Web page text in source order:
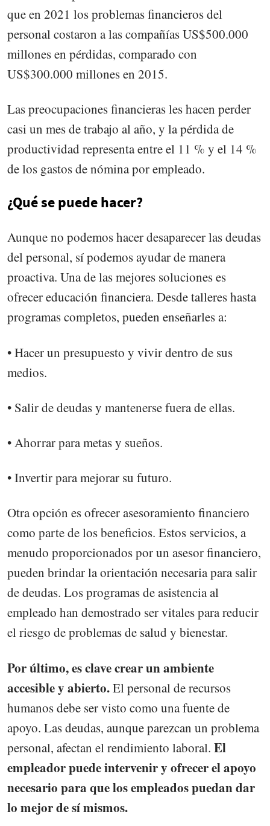
que en 2021 los problemas financieros del
personal costaron a las compañías US$500.000
millones en pérdidas, comparado con
US$300.000 millones en 2015.
Las preocupaciones financieras les hacen perder
casi un mes de trabajo al año, y la pérdida de
productividad representa entre el 11 % y el 14 %
de los gastos de nómina por empleado.
¿Qué se puede hacer?
Aunque no podemos hacer desaparecer las deudas
del personal, sí podemos ayudar de manera
proactiva. Una de las mejores soluciones es
ofrecer educación financiera. Desde talleres hasta
programas completos, pueden enseñarles a:
• Hacer un presupuesto y vivir dentro de sus
medios.
• Salir de deudas y mantenerse fuera de ellas.
• Ahorrar para metas y sueños.
• Invertir para mejorar su futuro.
Otra opción es ofrecer asesoramiento financiero
como parte de los beneficios. Estos servicios, a
menudo proporcionados por un asesor financiero,
pueden brindar la orientación necesaria para salir
de deudas. Los programas de asistencia al
empleado han demostrado ser vitales para reducir
el riesgo de problemas de salud y bienestar.
Por último, es clave crear un ambiente
accesible y abierto.El personal de recursos
humanos debe ser visto como una fuente de
apoyo. Las deudas, aunque parezcan un problema
personal, afectan el rendimiento laboral. El
empleador puede intervenir y ofrecer el apoyo
necesario para que los empleados puedan dar
lo mejor de sí mismos.